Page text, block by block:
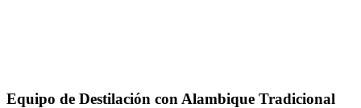
Equipo de Destilación con Alambique Tradicional